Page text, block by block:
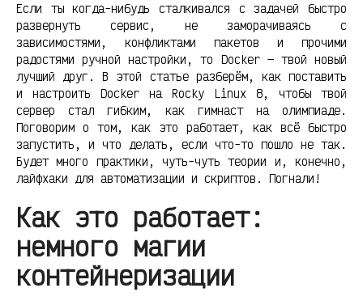
Если ты когда-нибудь сталкивался с задачей быстро
развернуть сервис, не заморачиваясь с
зависимостями, конфликтами пакетов и прочими
радостями ручной настройки, то Docker — твой новый
лучший друг. В этой статье разберём, как поставить
и настроить Docker на Rocky Linux 8, чтобы твой
сервер стал гибким, как гимнаст на олимпиаде.
Поговорим о том, как это работает, как всё быстро
запустить, и что делать, если что-то пошло не так.
Будет много практики, чуть-чуть теории и, конечно,
лайфхаки для автоматизации и скриптов. Погнали!
Как это работает:
немного магии
контейнеризации